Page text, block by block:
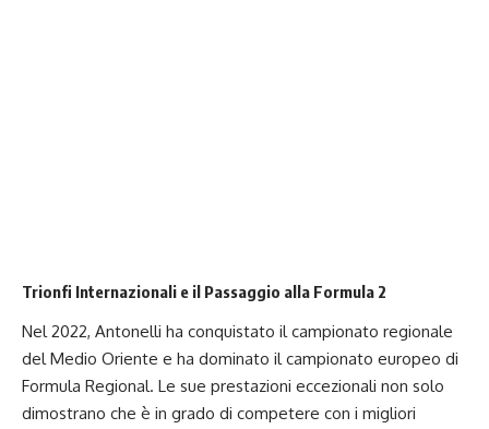
Trionfi Internazionali e il Passaggio alla Formula 2
Nel 2022, Antonelli ha conquistato il campionato regionale
del Medio Oriente e ha dominato il campionato europeo di
Formula Regional. Le sue prestazioni eccezionali non solo
dimostrano che è in grado di competere con i migliori